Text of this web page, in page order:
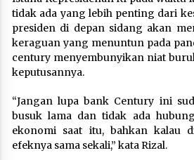
tidak ada yang lebih penting dari
presiden di depan sidang akan
keraguan yang menuntun pada
century menyembunyikan niat
keputusannya.
“Jangan lupa bank Century ini
busuk lama dan tidak ada
ekonomi saat itu, bahkan kalau
efeknya sama sekali,” kata Rizal.